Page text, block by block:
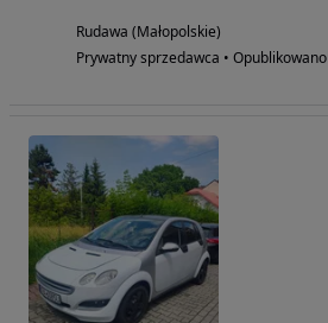
Rudawa (Małopolskie)
Prywatny sprzedawca • Opublikowano